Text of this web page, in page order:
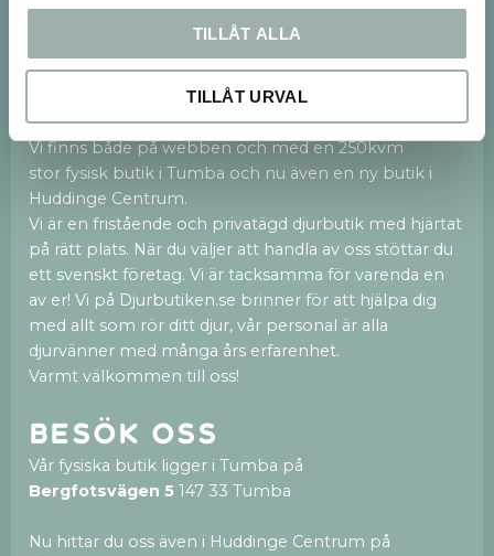
TILLÅT ALLA
TILLÅT URVAL
Dina personuppgifter behandlas i enlighet med vår
Om oss
Vi finns både på webben och med en 250kvm
stor fysisk butik i Tumba och nu även en ny butik i
Huddinge Centrum.
Vi är en fristående och privatägd djurbutik med hjärtat
på rätt plats. När du väljer att handla av oss stöttar du
ett svenskt företag. Vi är tacksamma för varenda en
av er! Vi på Djurbutiken.se brinner för att hjälpa dig
med allt som rör ditt djur, vår personal är alla
djurvänner med många års erfarenhet.
Varmt välkommen till oss!
Besök oss
Vår fysiska butik ligger i Tumba på
Bergfotsvägen 5 147 33 Tumba
Nu hittar du oss även i Huddinge Centrum på